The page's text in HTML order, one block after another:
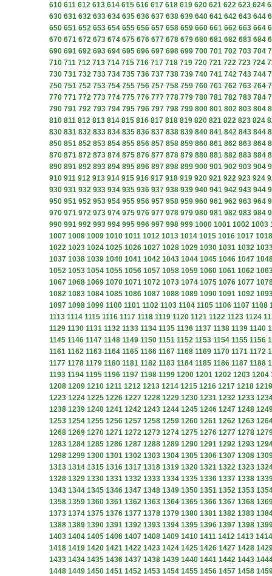
610 611 612 613 614 615 616 617 618 619 620 621 622 623 624
630 631 632 633 634 635 636 637 638 639 640 641 642 643 644
650 651 652 653 654 655 656 657 658 659 660 661 662 663 664
670 671 672 673 674 675 676 677 678 679 680 681 682 683 684
690 691 692 693 694 695 696 697 698 699 700 701 702 703 704
710 711 712 713 714 715 716 717 718 719 720 721 722 723 724
730 731 732 733 734 735 736 737 738 739 740 741 742 743 744
750 751 752 753 754 755 756 757 758 759 760 761 762 763 764
770 771 772 773 774 775 776 777 778 779 780 781 782 783 784
790 791 792 793 794 795 796 797 798 799 800 801 802 803 804
810 811 812 813 814 815 816 817 818 819 820 821 822 823 824
830 831 832 833 834 835 836 837 838 839 840 841 842 843 844
850 851 852 853 854 855 856 857 858 859 860 861 862 863 864
870 871 872 873 874 875 876 877 878 879 880 881 882 883 884
890 891 892 893 894 895 896 897 898 899 900 901 902 903 904
910 911 912 913 914 915 916 917 918 919 920 921 922 923 924
930 931 932 933 934 935 936 937 938 939 940 941 942 943 944
950 951 952 953 954 955 956 957 958 959 960 961 962 963 964
970 971 972 973 974 975 976 977 978 979 980 981 982 983 984
990 991 992 993 994 995 996 997 998 999 1000 1001 1002 1003
1007 1008 1009 1010 1011 1012 1013 1014 1015 1016 1017 1018
1022 1023 1024 1025 1026 1027 1028 1029 1030 1031 1032
1037 1038 1039 1040 1041 1042 1043 1044 1045 1046 1047
1052 1053 1054 1055 1056 1057 1058 1059 1060 1061 1062
1067 1068 1069 1070 1071 1072 1073 1074 1075 1076 1077
1082 1083 1084 1085 1086 1087 1088 1089 1090 1091 1092
1097 1098 1099 1100 1101 1102 1103 1104 1105 1106 1107 1108
1113 1114 1115 1116 1117 1118 1119 1120 1121 1122 1123 1124
1129 1130 1131 1132 1133 1134 1135 1136 1137 1138 1139 1140
1145 1146 1147 1148 1149 1150 1151 1152 1153 1154 1155 1156
1161 1162 1163 1164 1165 1166 1167 1168 1169 1170 1171 1172
1177 1178 1179 1180 1181 1182 1183 1184 1185 1186 1187 1188
1193 1194 1195 1196 1197 1198 1199 1200 1201 1202 1203 1204
1208 1209 1210 1211 1212 1213 1214 1215 1216 1217 1218 1219
1223 1224 1225 1226 1227 1228 1229 1230 1231 1232 1233
1238 1239 1240 1241 1242 1243 1244 1245 1246 1247 1248
1253 1254 1255 1256 1257 1258 1259 1260 1261 1262 1263
1268 1269 1270 1271 1272 1273 1274 1275 1276 1277 1278
1283 1284 1285 1286 1287 1288 1289 1290 1291 1292 1293
1298 1299 1300 1301 1302 1303 1304 1305 1306 1307 1308
1313 1314 1315 1316 1317 1318 1319 1320 1321 1322 1323
1328 1329 1330 1331 1332 1333 1334 1335 1336 1337 1338
1343 1344 1345 1346 1347 1348 1349 1350 1351 1352 1353
1358 1359 1360 1361 1362 1363 1364 1365 1366 1367 1368
1373 1374 1375 1376 1377 1378 1379 1380 1381 1382 1383
1388 1389 1390 1391 1392 1393 1394 1395 1396 1397 1398
1403 1404 1405 1406 1407 1408 1409 1410 1411 1412 1413 1414
1418 1419 1420 1421 1422 1423 1424 1425 1426 1427 1428
1433 1434 1435 1436 1437 1438 1439 1440 1441 1442 1443
1448 1449 1450 1451 1452 1453 1454 1455 1456 1457 1458